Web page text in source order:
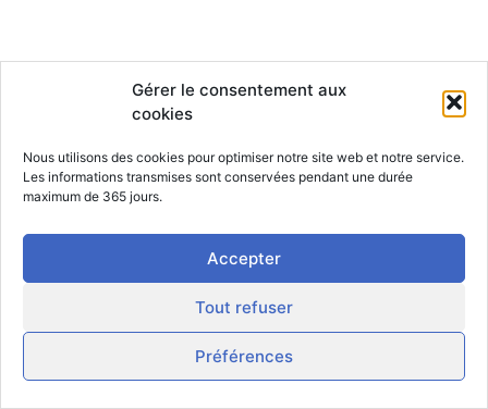
Gérer le consentement aux
cookies
Nous utilisons des cookies pour optimiser notre site web et notre service.
Les informations transmises sont conservées pendant une durée
maximum de 365 jours.
Accepter
Tout refuser
Préférences